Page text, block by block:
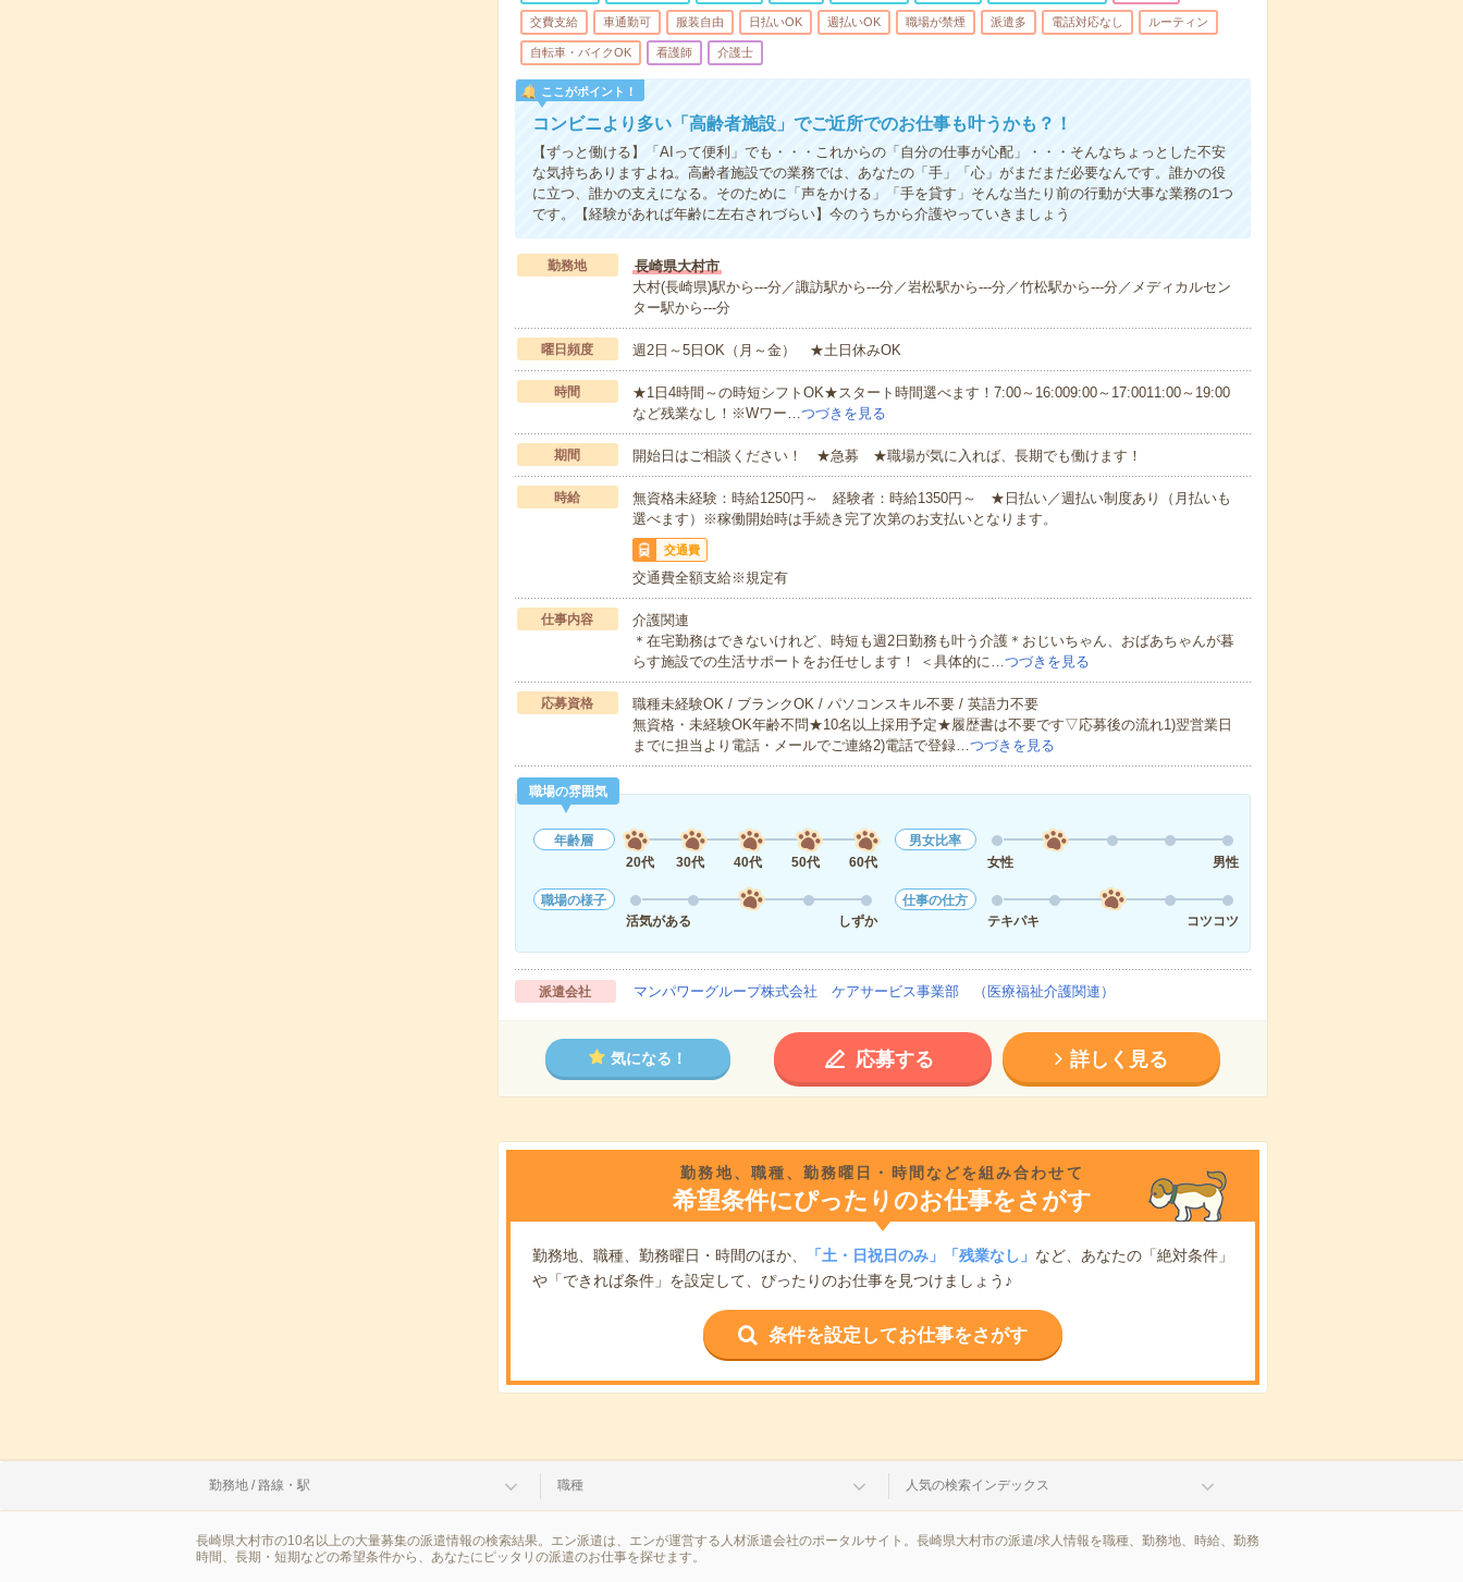
交費支給 車通勤可 服装自由 日払いOK 週払いOK 職場が禁煙 派遣多 電話対応なし ルーティン
自転車・バイクOK 看護師 介護士
ここがポイント！
コンビニより多い「高齢者施設」でご近所でのお仕事も叶うかも？！
【ずっと働ける】「AIって便利」でも・・・これからの「自分の仕事が心配」・・・そんなちょっとした不安
な気持ちありますよね。高齢者施設での業務では、あなたの「手」「心」がまだまだ必要なんです。誰かの役
に立つ、誰かの支えになる。そのために「声をかける」「手を貸す」そんな当たり前の行動が大事な業務の1つ
です。【経験があれば年齢に左右されづらい】今のうちから介護やっていきましょう
勤務地
長崎県大村市
大村(長崎県)駅から---分／諏訪駅から---分／岩松駅から---分／竹松駅から---分／メディカルセン
ター駅から---分
曜日頻度 週2日～5日OK（月～金） ★土日休みOK
時間
★1日4時間～の時短シフトOK★スタート時間選べます！7:00～16:009:00～17:0011:00～19:00
など残業なし！※Wワー…つづきを見る
期間 開始日はご相談ください！ ★急募 ★職場が気に入れば、長期でも働けます！
時給
無資格未経験：時給1250円～ 経験者：時給1350円～ ★日払い／週払い制度あり（月払いも
選べます）※稼働開始時は手続き完了次第のお支払いとなります。
交通費
交通費全額支給※規定有
仕事内容
介護関連
＊在宅勤務はできないけれど、時短も週2日勤務も叶う介護＊おじいちゃん、おばあちゃんが暮
らす施設での生活サポートをお任せします！ ＜具体的に…つづきを見る
応募資格
職種未経験OK / ブランクOK / パソコンスキル不要 / 英語力不要
無資格・未経験OK年齢不問★10名以上採用予定★履歴書は不要です▽応募後の流れ1)翌営業日
までに担当より電話・メールでご連絡2)電話で登録…つづきを見る
職場の雰囲気
年齢層
20代
30代 40代 50代 60代
男女比率
女性
男性
職場の様子
活気がある
しずか
仕事の仕方
テキパキ
コツコツ
派遣会社 マンパワーグループ株式会社 ケアサービス事業部 （医療福祉介護関連）
気になる！ 応募する 詳しく見る
勤務地、職種、勤務曜日・時間などを組み合わせて
希望条件にぴったりのお仕事をさがす
勤務地、職種、勤務曜日・時間のほか、 「土・日祝日のみ」「残業なし」 など、あなたの「絶対条件」
や「できれば条件」を設定して、ぴったりのお仕事を見つけましょう♪
条件を設定してお仕事をさがす
勤務地 / 路線・駅 職種 人気の検索インデックス
長崎県大村市の10名以上の大量募集の派遣情報の検索結果。エン派遣は、エンが運営する人材派遣会社のポータルサイト。長崎県大村市の派遣/求人情報を職種、勤務地、時給、勤務
時間、長期・短期などの希望条件から、あなたにピッタリの派遣のお仕事を探せます。